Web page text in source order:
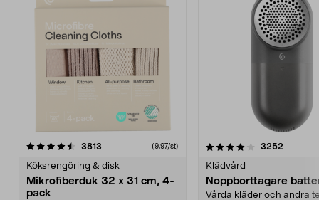
3813 (9,97/st)
Köksrengöring & disk
Mikrofiberduk 32 x 31 cm, 4-
pack
4.0av 5 stjärnor 3252
Klädvård
Noppborttagare
Vårda kläder och andra
4.5av 5 stjärnor